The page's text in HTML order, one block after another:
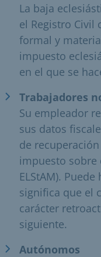
La baja
el Registro Civil
formal y
impuesto
en el que se
Trabajadores
Su empleador
sus datos
de
impuesto
ELStAM).
significa que el
carácter
siguiente.
Autónomos